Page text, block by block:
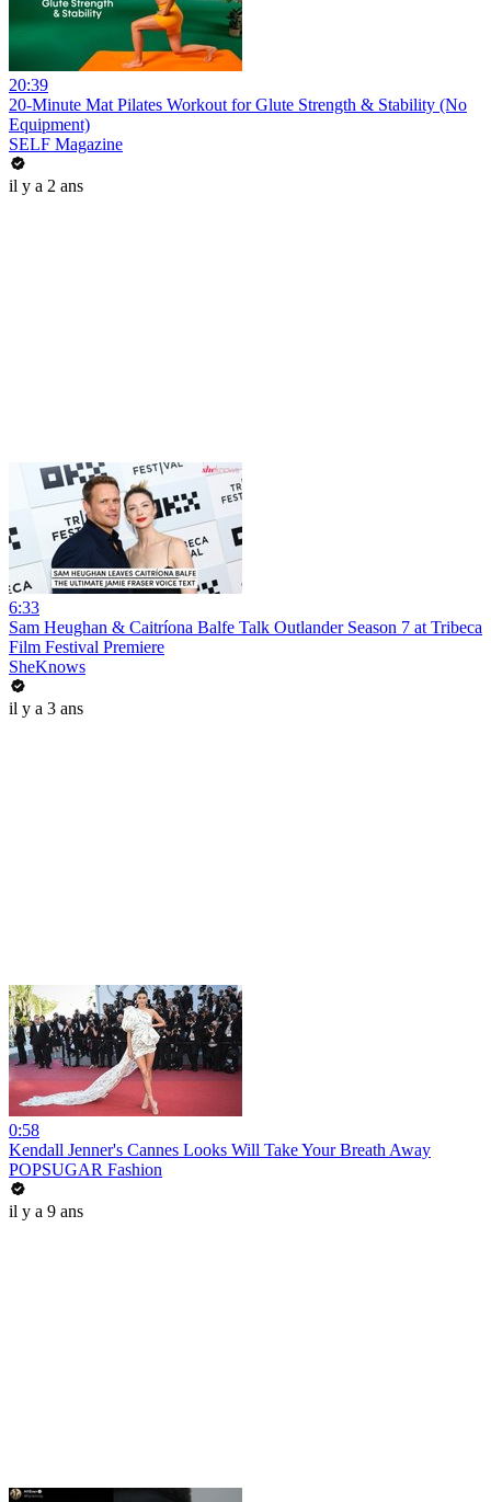
20:39
20-Minute Mat Pilates Workout for Glute Strength & Stability (No
Equipment)
SELF Magazine
il y a 2 ans
6:33
Sam Heughan & Caitríona Balfe Talk Outlander Season 7 at Tribeca
Film Festival Premiere
SheKnows
il y a 3 ans
0:58
Kendall Jenner's Cannes Looks Will Take Your Breath Away
POPSUGAR Fashion
il y a 9 ans